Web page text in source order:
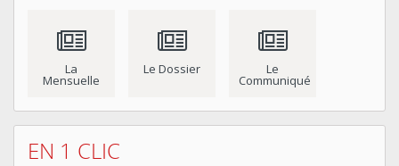
La
Mensuelle
Le Dossier Le
Communiqué
EN 1 CLIC